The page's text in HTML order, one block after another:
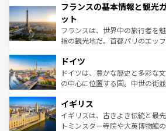
ませてくれるイタリアで、忘れ
なお、新着のイタリア情報は
しい。
文化が根付くこの国では、情熱
れる闘牛、そして美味しいタパ
る。首都マドリードの洗練され
アートに溢れた街角から、地方
せる。地方によって風土や気候
性で訪れ
ンテンツ一覧を参照してほしい。
フランスの基本情報と観光
ット
フランスは、世界中の旅行者を
指の観光地だ。首都パリのエッ
で、幅広い魅力が詰まっている
聖堂、美しいビーチ、そして豊
から魅了する。また、フランス
いる。シャンパンの発祥地であ
香り高いラベンダー畑など、多
らに、パリ以外の地域にも魅力
ドイツ
ドイツは、豊かな歴史と多彩な
の中心に位置する国。中世の街
顔を持つこの国は、どこを歩い
ルリンの文化的活気、バイエル
してライン川沿いのワイン畑と
イギリス
イギリスは、古きよき伝統と最
トミンスター寺院や大英博物館